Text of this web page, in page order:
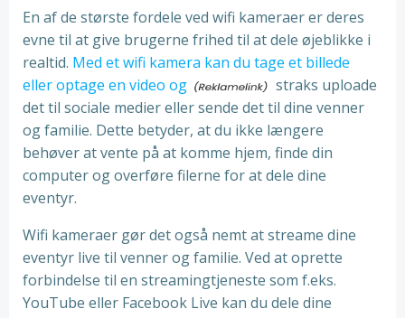
En af de største fordele ved wifi kameraer er deres
evne til at give brugerne frihed til at dele øjeblikke i
realtid. Med et wifi kamera kan du tage et billede
eller optage en video og
straks uploade
det til sociale medier eller sende det til dine venner
og familie. Dette betyder, at du ikke længere
behøver at vente på at komme hjem, finde din
computer og overføre filerne for at dele dine
eventyr.
Wifi kameraer gør det også nemt at streame dine
eventyr live til venner og familie. Ved at oprette
forbindelse til en streamingtjeneste som f.eks.
YouTube eller Facebook Live kan du dele dine